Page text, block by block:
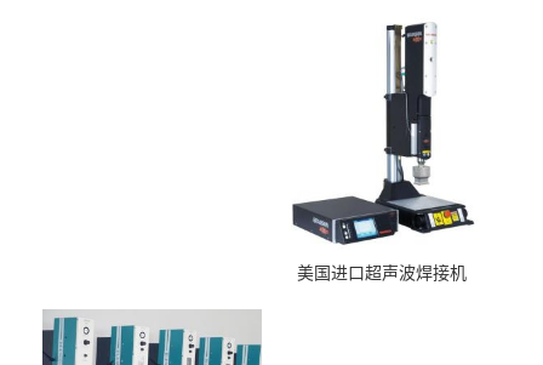
美国进口超声波焊接机